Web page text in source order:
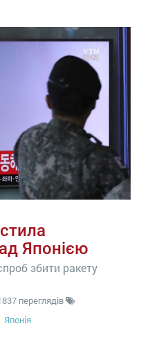
Японією
збити ракету
переглядів
Японія